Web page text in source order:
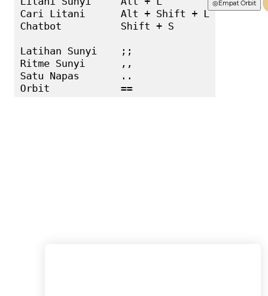
Cari Litani      Alt + Shift + L
Chatbot          Shift + S
Latihan Sunyi    ;;
Ritme Sunyi      ,,
Satu Napas       ..
Orbit            ==
Terbaru
◎Empat Orbit